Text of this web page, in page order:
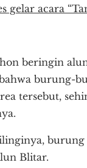
gelar acara
beringin
burung-
tersebut,
Blitar.